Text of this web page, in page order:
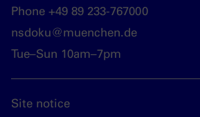
Phone +49 89 233-767000
nsdoku@muenchen.de
Tue–Sun 10am–7pm
Site notice